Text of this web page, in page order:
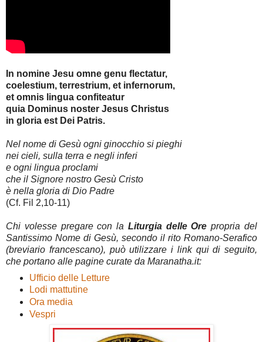
In nomine Jesu omne genu flectatur,
coelestium, terrestrium, et infernorum,
et omnis lingua confiteatur
quia Dominus noster Jesus Christus
in gloria est Dei Patris.
Nel nome di Gesù ogni ginocchio si pieghi
nei cieli, sulla terra e negli inferi
e ogni lingua proclami
che il Signore nostro Gesù Cristo
è nella gloria di Dio Padre
(Cf. Fil 2,10-11)
Chi volesse pregare con la Liturgia delle Ore propria del
Santissimo Nome di Gesù, secondo il rito Romano-Serafico
(breviario francescano), può utilizzare i link qui di seguito,
che portano alle pagine curate da Maranatha.it:
Ufficio delle Letture
Lodi mattutine
Ora media
Vespri